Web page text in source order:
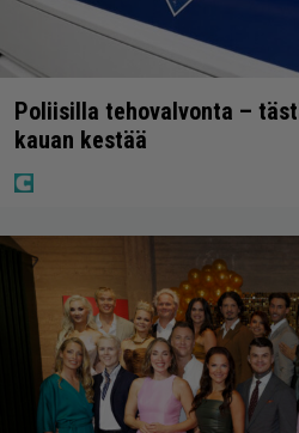
Poliisilla tehovalvonta –
kauan kestää